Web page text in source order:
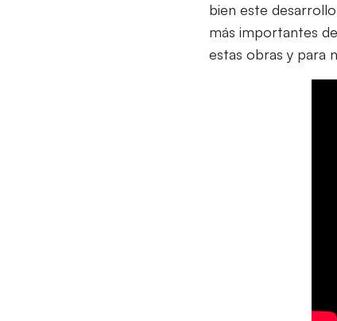
bien este
más importantes
estas obras y para